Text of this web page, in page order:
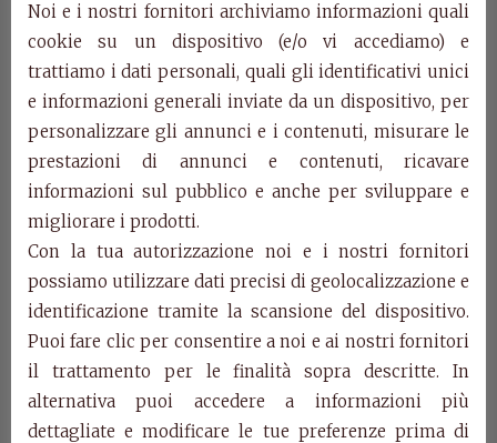
Art. MK144
cm. L. 50 – P. 33 – H. 56
Art. Mk141
Wall unite
cm. L. 120 – P. 30 – H. 35
Art. MK134
cm. L. 280 – P. 45 – H. 61
Categories: Mikonos Collection,Products
Related Products
Noi e i nostri fornitori archiviamo informazioni quali
cookie su un dispositivo (e/o vi accediamo) e
trattiamo i dati personali, quali gli identificativi unici
e informazioni generali inviate da un dispositivo, per
personalizzare gli annunci e i contenuti, misurare le
prestazioni di annunci e contenuti, ricavare
informazioni sul pubblico e anche per sviluppare e
migliorare i prodotti.
Con la tua autorizzazione noi e i nostri fornitori
possiamo utilizzare dati precisi di geolocalizzazione e
identificazione tramite la scansione del dispositivo.
Puoi fare clic per consentire a noi e ai nostri fornitori
il trattamento per le finalità sopra descritte. In
alternativa puoi accedere a informazioni più
dettagliate e modificare le tue preferenze prima di